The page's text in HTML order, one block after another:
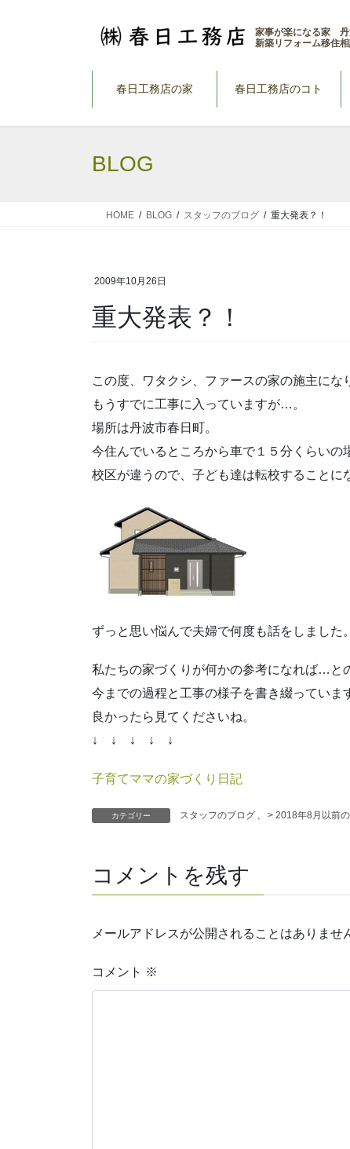
家事が楽になる家 丹
新築リフォーム移住
春日工務店の家 春日工務店のコト
BLOG
HOME BLOG スタッフのブログ 重大発表？！
2009年10月26日
重大発表？！
この度、ワタクシ、ファースの家の施主にな
もうすでに工事に入っていますが…。
場所は丹波市春日町。
今住んでいるところから車で１５分くらいの
校区が違うので、子ども達は転校することに
ずっと思い悩んで夫婦で何度も話をしました。
私たちの家づくりが何かの参考になれば…と
今までの過程と工事の様子を書き綴っていま
良かったら見てくださいね。
↓ ↓ ↓ ↓ ↓
子育てママの家づくり日記
カテゴリー スタッフのブログ 、 > 2018年8月以前
コメントを残す
メールアドレスが公開されることはありませ
コメント ※